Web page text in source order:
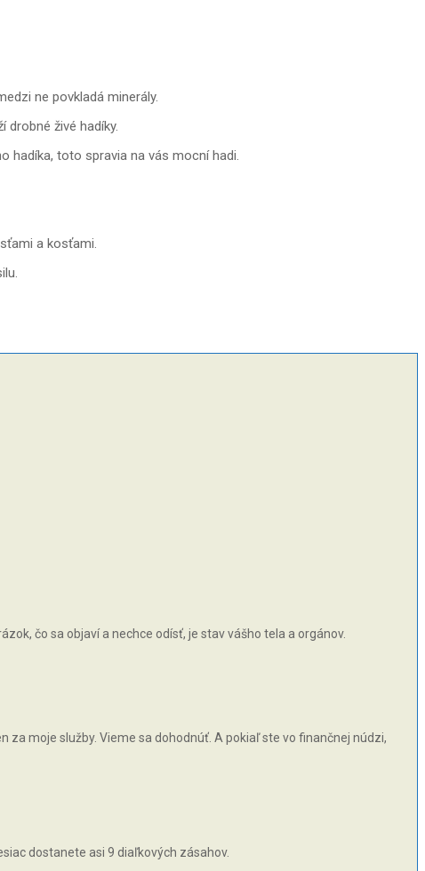
ne povkladá minerály.
drobné živé hadíky.
hadíka, toto spravia na vás mocní hadi.
a kosťami.
čo sa objaví a nechce odísť, je stav vášho tela a orgánov.
za moje služby. Vieme sa dohodnúť. A pokiaľ ste vo finančnej núdzi,
dostanete asi 9 diaľkových zásahov.